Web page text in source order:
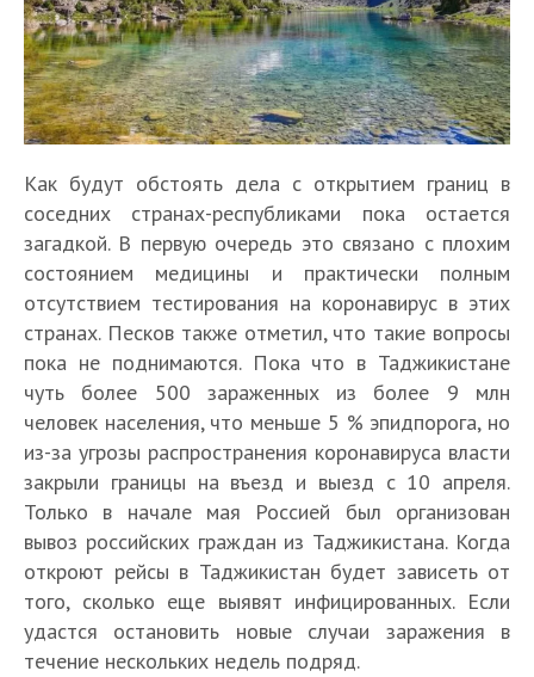
Как будут обстоять дела с открытием границ в
соседних странах-республиками пока остается
загадкой. В первую очередь это связано с плохим
состоянием медицины и практически полным
отсутствием тестирования на коронавирус в этих
странах. Песков также отметил, что такие вопросы
пока не поднимаются. Пока что в Таджикистане
чуть более 500 зараженных из более 9 млн
человек населения, что меньше 5 % эпидпорога, но
из-за угрозы распространения коронавируса власти
закрыли границы на въезд и выезд с 10 апреля.
Только в начале мая Россией был организован
вывоз российских граждан из Таджикистана. Когда
откроют рейсы в Таджикистан будет зависеть от
того, сколько еще выявят инфицированных. Если
удастся остановить новые случаи заражения в
течение нескольких недель подряд.